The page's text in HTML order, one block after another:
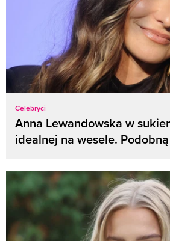
Celebryci
Anna Lewandowska w
idealnej na wesele.